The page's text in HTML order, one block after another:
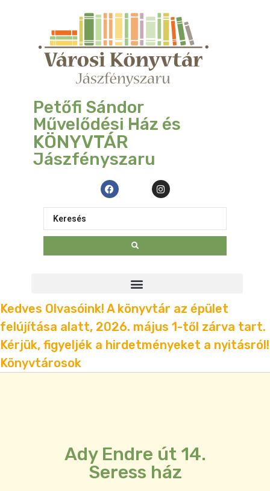
Petőfi Sándor
Művelődési Ház és
KÖNYVTÁR
Jászfényszaru
Kedves Olvasóink! A könyvtár az épület
felújítása alatt, 2026. május 1-től zárva tart.
Kérjük, figyeljék a hirdetményeket a nyitásról!
Könyvtárosok
Ady Endre út 14.
Seress ház